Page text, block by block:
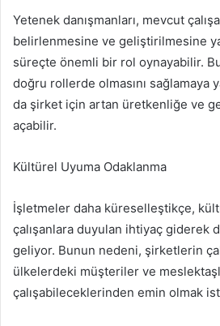
Yetenek danışmanları, mevcut
belirlenmesine ve geliştirilmesine
süreçte önemli bir rol oynayabilir.
doğru rollerde olmasını sağlamaya
da şirket için artan üretkenliğe ve
açabilir.
Kültürel Uyuma Odaklanma
İşletmeler daha küreselleştikçe,
çalışanlara duyulan ihtiyaç giderek
geliyor. Bunun nedeni, şirketlerin
ülkelerdeki müşteriler ve
çalışabileceklerinden emin olmak